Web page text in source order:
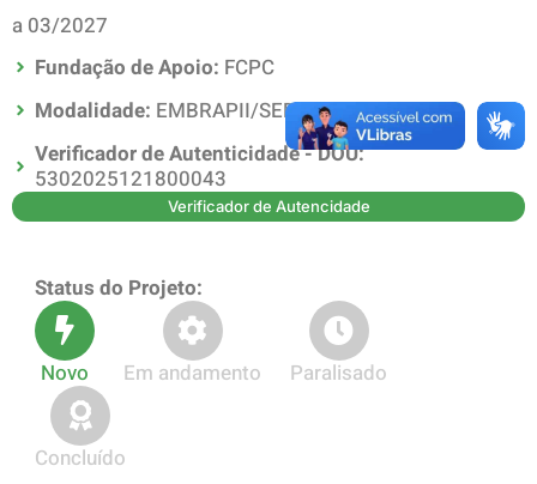
a 03/2027
Fundação de Apoio: FCPC
Modalidade: EMBRAPII/SEBRAE
Verificador de Autenticidade - DOU:
5302025121800043
Verificador de Autencidade
Status do Projeto:
Novo Em andamento Paralisado
Concluído